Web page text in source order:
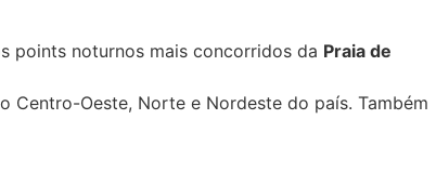
points noturnos mais concorridos da Praia de
Centro-Oeste, Norte e Nordeste do país. Também